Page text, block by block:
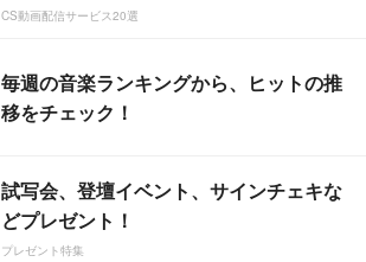
CS動画配信サービス20選
毎週の音楽ランキングから、ヒットの推
移をチェック！
試写会、登壇イベント、サインチェキな
どプレゼント！
プレゼント特集